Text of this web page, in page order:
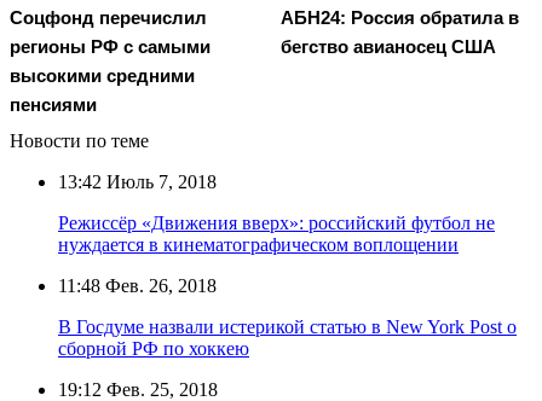
Соцфонд перечислил
регионы РФ с самыми
высокими средними
пенсиями
АБН24: Россия обратила в
бегство авианосец США
Новости по теме
13:42 Июль 7, 2018
Режиссёр «Движения вверх»: российский футбол не
нуждается в кинематографическом воплощении
11:48 Фев. 26, 2018
В Госдуме назвали истерикой статью в New York Post о
сборной РФ по хоккею
19:12 Фев. 25, 2018